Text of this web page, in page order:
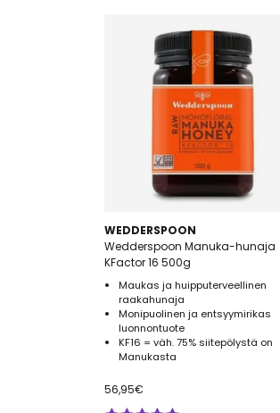
WEDDERSPOON
Wedderspoon Manuka-hunaja
KFactor 16 500g
Maukas ja huipputerveellinen
raakahunaja
Monipuolinen ja entsyymirikas
luonnontuote
KF16 = väh. 75% siitepölystä on
Manukasta
56,95€